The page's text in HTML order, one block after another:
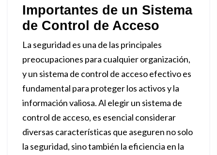
Importantes de un Sistema
de Control de Acceso
La seguridad es una de las principales
preocupaciones para cualquier organización,
y un sistema de control de acceso efectivo es
fundamental para proteger los activos y la
información valiosa. Al elegir un sistema de
control de acceso, es esencial considerar
diversas características que aseguren no solo
la seguridad, sino también la eficiencia en la